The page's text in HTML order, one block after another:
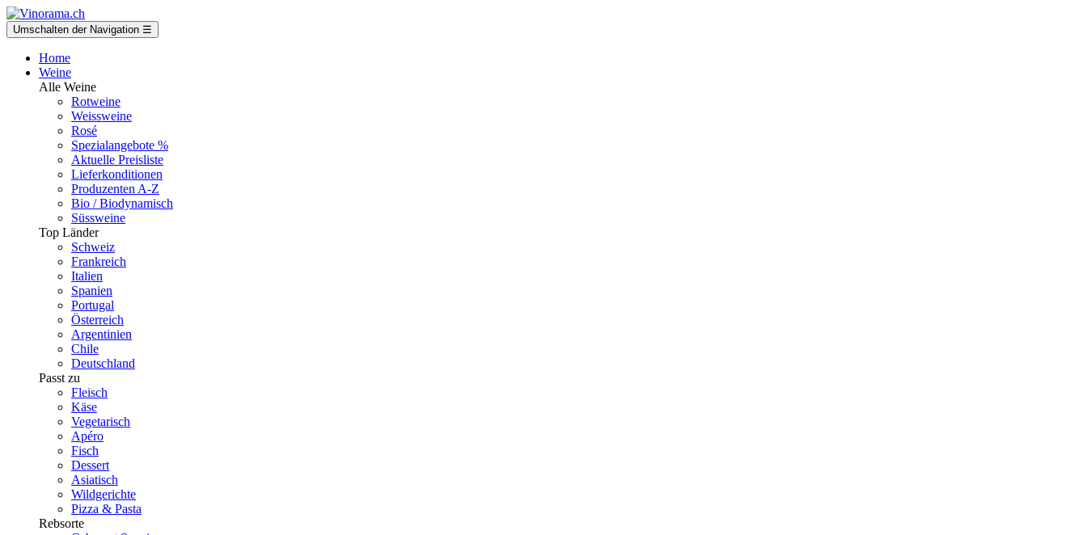
Umschalten der Navigation ☰
Home
Weine
Alle Weine
Rotweine
Weissweine
Rosé
Spezialangebote %
Aktuelle Preisliste
Lieferkonditionen
Produzenten A-Z
Bio / Biodynamisch
Süssweine
Top Länder
Schweiz
Frankreich
Italien
Spanien
Portugal
Österreich
Argentinien
Chile
Deutschland
Passt zu
Fleisch
Käse
Vegetarisch
Apéro
Fisch
Dessert
Asiatisch
Wildgerichte
Pizza & Pasta
Rebsorte